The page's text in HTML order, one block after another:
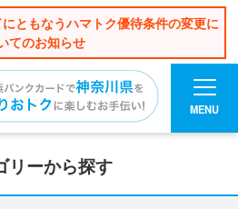
ともなうハマトク優待条件の変更に
てのお知らせ
MENU
リーから探す